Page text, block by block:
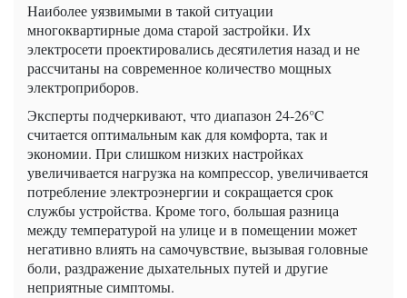
Наиболее уязвимыми в такой ситуации
многоквартирные дома старой застройки. Их
электросети проектировались десятилетия назад и не
рассчитаны на современное количество мощных
электроприборов.
Эксперты подчеркивают, что диапазон 24-26°C
считается оптимальным как для комфорта, так и
экономии. При слишком низких настройках
увеличивается нагрузка на компрессор, увеличивается
потребление электроэнергии и сокращается срок
службы устройства. Кроме того, большая разница
между температурой на улице и в помещении может
негативно влиять на самочувствие, вызывая головные
боли, раздражение дыхательных путей и другие
неприятные симптомы.